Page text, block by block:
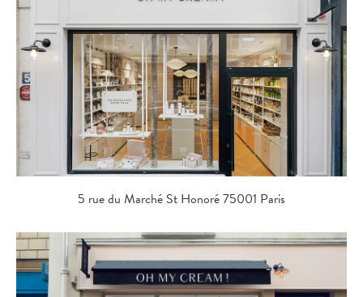
5 rue du Marché St Honoré 75001 Paris